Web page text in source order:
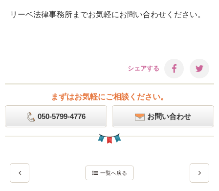
リーベ法律事務所までお気軽にお問い合わせください。
シェアする
まずはお気軽にご相談ください。
050-5799-4776 お問い合わせ
一覧へ戻る